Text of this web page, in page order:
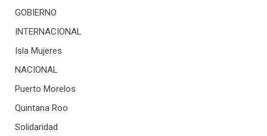
GOBIERNO
INTERNACIONAL
Isla Mujeres
NACIONAL
Puerto Morelos
Quintana Roo
Solidaridad